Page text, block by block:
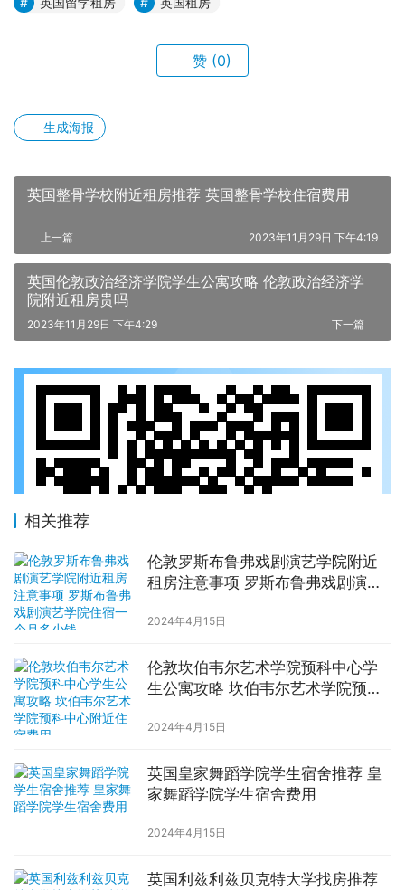
赞 (0)
生成海报
英国整骨学校附近租房推荐 英国整骨学校住宿费用
上一篇 2023年11月29日 下午4:19
英国伦敦政治经济学院学生公寓攻略 伦敦政治经济学
院附近租房贵吗
下一篇
2023年11月29日 下午4:29
相关推荐
伦敦罗斯布鲁弗戏剧演艺学院附近
租房注意事项 罗斯布鲁弗戏剧演艺
2024年4月15日
伦敦坎伯韦尔艺术学院预科中心学
生公寓攻略 坎伯韦尔艺术学院预科
2024年4月15日
英国皇家舞蹈学院学生宿舍推荐 皇
家舞蹈学院学生宿舍费用
2024年4月15日
英国利兹利兹贝克特大学找房推荐